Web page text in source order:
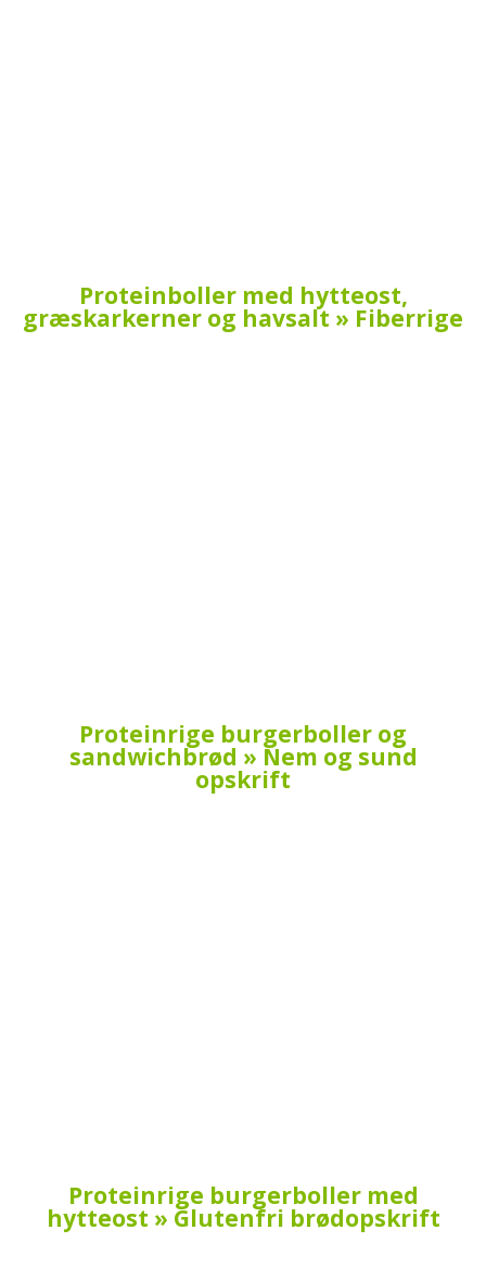
Proteinboller med hytteost,
græskarkerner og havsalt » Fiberrige
Proteinrige burgerboller og
sandwichbrød » Nem og sund
opskrift
Proteinrige burgerboller med
hytteost » Glutenfri brødopskrift